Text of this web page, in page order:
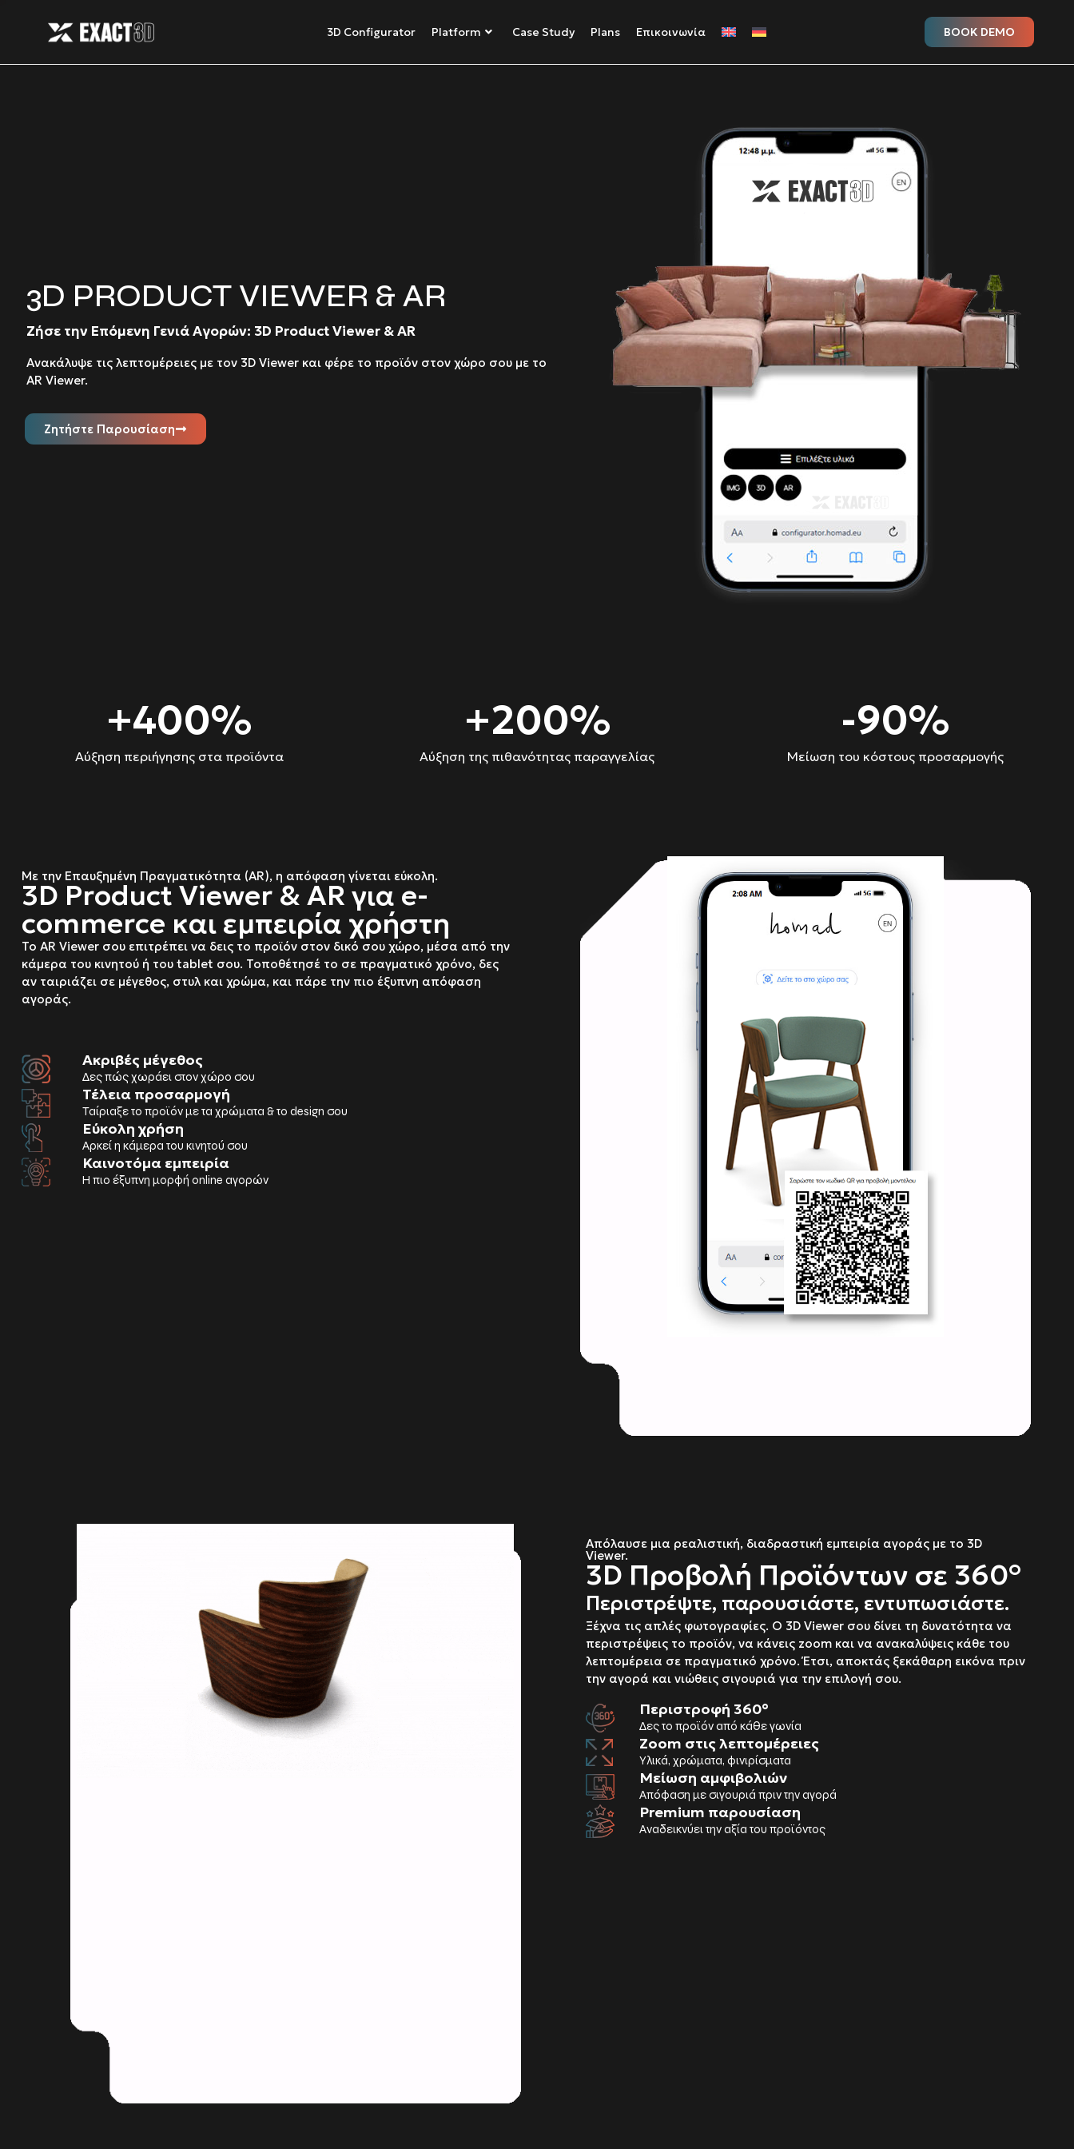
3D Configurator Platform Case Study Plans Επικοινωνία BOOK DEMO
3D PRODUCT VIEWER & AR
Ζήσε την Επόμενη Γενιά Αγορών: 3D Product Viewer & AR
Ανακάλυψε τις λεπτομέρειες με τον 3D Viewer και φέρε το προϊόν στον χώρο σου με το
AR Viewer.
Ζητήστε Παρουσίαση
Αύξηση περιήγησης στα προϊόντα
+400%
Αύξηση της πιθανότητας παραγγελίας
+200%
Μείωση του κόστους προσαρμογής
-90%
Με την Επαυξημένη Πραγματικότητα (AR), η απόφαση γίνεται εύκολη.
3D Product Viewer & AR για e-
commerce και εμπειρία χρήστη
Το AR Viewer σου επιτρέπει να δεις το προϊόν στον δικό σου χώρο, μέσα από την
κάμερα του κινητού ή του tablet σου. Τοποθέτησέ το σε πραγματικό χρόνο, δες
αν ταιριάζει σε μέγεθος, στυλ και χρώμα, και πάρε την πιο έξυπνη απόφαση
αγοράς.
Ακριβές μέγεθος
Δες πώς χωράει στον χώρο σου
Τέλεια προσαρμογή
Ταίριαξε το προϊόν με τα χρώματα & το design σου
Εύκολη χρήση
Αρκεί η κάμερα του κινητού σου
Καινοτόμα εμπειρία
Η πιο έξυπνη μορφή online αγορών
Απόλαυσε μια ρεαλιστική, διαδραστική εμπειρία αγοράς με το 3D
Viewer.
3D Προβολή Προϊόντων σε 360°
Περιστρέψτε, παρουσιάστε, εντυπωσιάστε.
Ξέχνα τις απλές φωτογραφίες. Ο 3D Viewer σου δίνει τη δυνατότητα να
περιστρέψεις το προϊόν, να κάνεις zoom και να ανακαλύψεις κάθε του
λεπτομέρεια σε πραγματικό χρόνο. Έτσι, αποκτάς ξεκάθαρη εικόνα πριν
την αγορά και νιώθεις σιγουριά για την επιλογή σου.
Περιστροφή 360°
Δες το προϊόν από κάθε γωνία
Zoom στις λεπτομέρειες
Υλικά, χρώματα, φινιρίσματα
Μείωση αμφιβολιών
Απόφαση με σιγουριά πριν την αγορά
Premium παρουσίαση
Αναδεικνύει την αξία του προϊόντος